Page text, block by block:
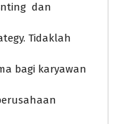
dan
Tidaklah
bagi karyawan